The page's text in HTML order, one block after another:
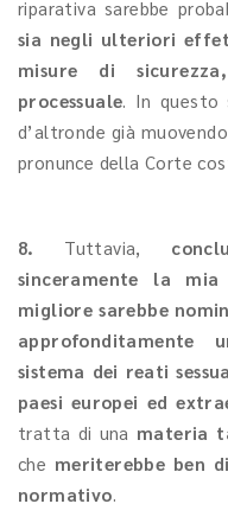
riparativa sarebbe
sia negli ulteriori
misure di
processuale. In questo
d’altronde già
pronunce della Corte
8. Tuttavia,
sinceramente la mia
migliore sarebbe
approfonditamente
sistema dei reati
paesi europei ed
tratta di una materia
che meriterebbe ben
normativo.